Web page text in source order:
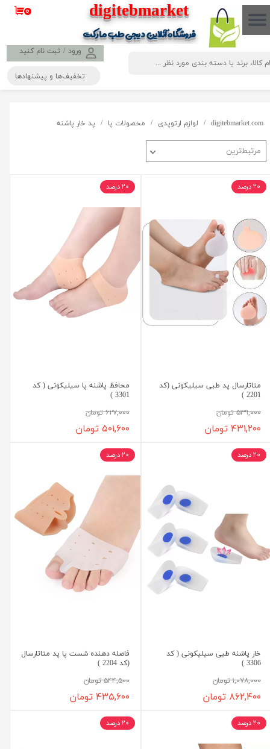
​​​​​​​​digitebmarket
فروشگاه آنلاین دیجی طب مارکت
ورود / ثبت نام کنید
حساب کاربری من
تغییر گذر واژه
۰
تخفیف‌ها و پیشنهادها
digitebmarket.com لوازم ارتوپدی محصولات پا پد خار پاشنه
مرتبط‌ترین
متاتارسال پد طبی سیلیکونی (کد
2201 )
۵۳۹,۰۰۰ تومان
۴۳۱,۲۰۰ تومان
۲۰ درصد
محافظ پاشنه پا سیلیکونی ( کد
3301 )
۶۲۷,۰۰۰ تومان
۵۰۱,۶۰۰ تومان
۲۰ درصد
خار پاشنه طبی سیلیکونی ( کد
3306 )
۱,۰۷۸,۰۰۰ تومان
۸۶۲,۴۰۰ تومان
۲۰ درصد
فاصله دهنده شست پا پد متاتارسال
(کد 2204 )
۵۴۴,۵۰۰ تومان
۴۳۵,۶۰۰ تومان
۲۰ درصد
۲۰ درصد ۲۰ درصد